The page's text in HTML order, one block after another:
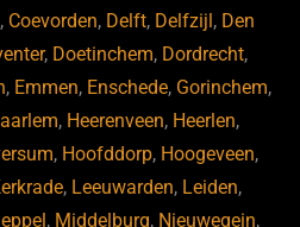
, Coevorden, Delft, Delfzijl, Den
, Doetinchem, Dordrecht,
, Emmen, Enschede, Gorinchem,
, Heerenveen, Heerlen,
, Hoofddorp, Hoogeveen,
, Leeuwarden, Leiden,
, Middelburg, Nieuwegein,